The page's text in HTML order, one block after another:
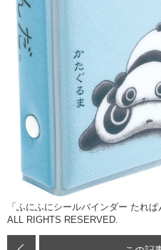
「ふにふにシールバインダー たれ
ALL RIGHTS RESERVED.